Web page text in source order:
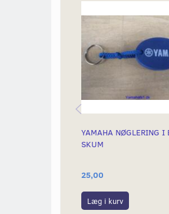
YAMAHA NØGLERING I
SKUM
25,00
Læg i kurv